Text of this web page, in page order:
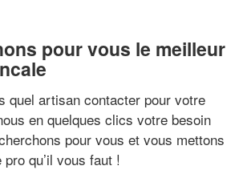
pour vous le meilleur
quel artisan contacter pour votre
en quelques clics votre besoin
pour vous et vous mettons
qu’il vous faut !